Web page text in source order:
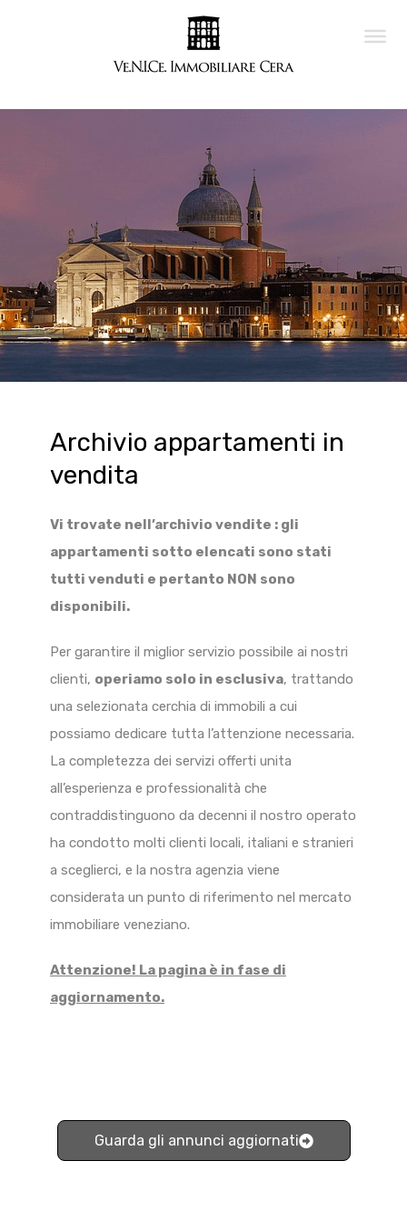
Archivio appartamenti in
vendita
Vi trovate nell’archivio vendite : gli
appartamenti sotto elencati sono stati
tutti venduti e pertanto NON sono
disponibili.
Per garantire il miglior servizio possibile ai nostri
clienti, operiamo solo in esclusiva, trattando
una selezionata cerchia di immobili a cui
possiamo dedicare tutta l’attenzione necessaria.
La completezza dei servizi offerti unita
all’esperienza e professionalità che
contraddistinguono da decenni il nostro operato
ha condotto molti clienti locali, italiani e stranieri
a sceglierci, e la nostra agenzia viene
considerata un punto di riferimento nel mercato
immobiliare veneziano.
Attenzione! La pagina è in fase di
aggiornamento.
Guarda gli annunci aggiornati